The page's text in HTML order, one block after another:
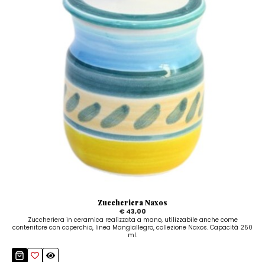
Zuccheriera Naxos
€ 43,00
Zuccheriera in ceramica realizzata a mano, utilizzabile anche come
contenitore con coperchio, linea Mangiallegro, collezione Naxos. Capacità 250
ml.